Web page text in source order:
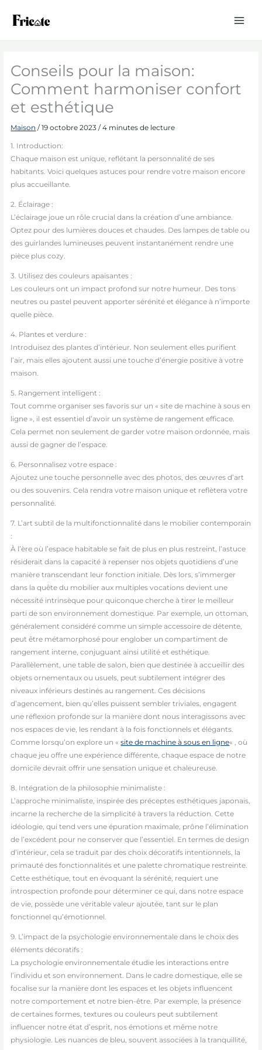
Conseils pour la maison:
Comment harmoniser confort
et esthétique
Maison /19 octobre 2023/4 minutes de lecture
1. Introduction:
Chaque maison est unique, reflétant la personnalité de ses
habitants. Voici quelques astuces pour rendre votre maison encore
plus accueillante.
2. Éclairage :
L’éclairage joue un rôle crucial dans la création d’une ambiance.
Optez pour des lumières douces et chaudes. Des lampes de table ou
des guirlandes lumineuses peuvent instantanément rendre une
pièce plus cozy.
3. Utilisez des couleurs apaisantes :
Les couleurs ont un impact profond sur notre humeur. Des tons
neutres ou pastel peuvent apporter sérénité et élégance à n’importe
quelle pièce.
4. Plantes et verdure :
Introduisez des plantes d’intérieur. Non seulement elles purifient
l’air, mais elles ajoutent aussi une touche d’énergie positive à votre
maison.
5. Rangement intelligent :
Tout comme organiser ses favoris sur un « site de machine à sous en
ligne », il est essentiel d’avoir un système de rangement efficace.
Cela permet non seulement de garder votre maison ordonnée, mais
aussi de gagner de l’espace.
6. Personnalisez votre espace :
Ajoutez une touche personnelle avec des photos, des œuvres d’art
ou des souvenirs. Cela rendra votre maison unique et reflètera votre
personnalité.
7. L’art subtil de la multifonctionnalité dans le mobilier contemporain
:
À l’ère où l’espace habitable se fait de plus en plus restreint, l’astuce
résiderait dans la capacité à repenser nos objets quotidiens d’une
manière transcendant leur fonction initiale. Dès lors, s’immerger
dans la quête du mobilier aux multiples vocations devient une
nécessité intrinsèque pour quiconque cherche à tirer le meilleur
parti de son environnement domestique. Par exemple, un ottoman,
généralement considéré comme un simple accessoire de détente,
peut être métamorphosé pour englober un compartiment de
rangement interne, conjuguant ainsi utilité et esthétique.
Parallèlement, une table de salon, bien que destinée à accueillir des
objets ornementaux ou usuels, peut subtilement intégrer des
niveaux inférieurs destinés au rangement. Ces décisions
d’agencement, bien qu’elles puissent sembler triviales, engagent
une réflexion profonde sur la manière dont nous interagissons avec
nos espaces de vie, les rendant à la fois fonctionnels et élégants.
Comme lorsqu’on explore un «site de machine à sous en ligne« , où
chaque jeu offre une expérience différente, chaque espace de notre
domicile devrait offrir une sensation unique et chaleureuse.
8. Intégration de la philosophie minimaliste :
L’approche minimaliste, inspirée des préceptes esthétiques japonais,
incarne la recherche de la simplicité à travers la réduction. Cette
idéologie, qui tend vers une épuration maximale, prône l’élimination
de l’excédent pour ne conserver que l’essentiel. En termes de design
d’intérieur, cela se traduit par des choix décoratifs intentionnels, la
primauté des fonctionnalités et une palette chromatique restreinte.
Cette esthétique, tout en évoquant la sérénité, requiert une
introspection profonde pour déterminer ce qui, dans notre espace
de vie, possède une véritable valeur ajoutée, tant sur le plan
fonctionnel qu’émotionnel.
9. L’impact de la psychologie environnementale dans le choix des
éléments décoratifs :
La psychologie environnementale étudie les interactions entre
l’individu et son environnement. Dans le cadre domestique, elle se
focalise sur la manière dont les espaces et les objets influencent
notre comportement et notre bien-être. Par exemple, la présence
de certaines formes, textures ou couleurs peut subtilement
influencer notre état d’esprit, nos émotions et même notre
physiologie. Les nuances de bleu, souvent associées à la tranquillité,